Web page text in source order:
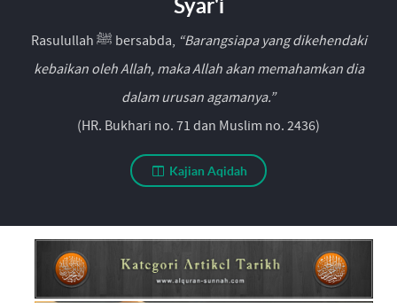
Syar'i
Rasulullah ﷺ bersabda, “Barangsiapa yang dikehendaki
kebaikan oleh Allah, maka Allah akan memahamkan dia
dalam urusan agamanya.”
(HR. Bukhari no. 71 dan Muslim no. 2436)
Kajian Aqidah